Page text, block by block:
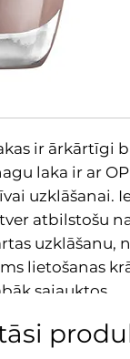
ir ārkārtīgi
laka ir ar
uzklāšanai.
atbilstošu
uzklāšanu,
lietošanas
sajauktos.